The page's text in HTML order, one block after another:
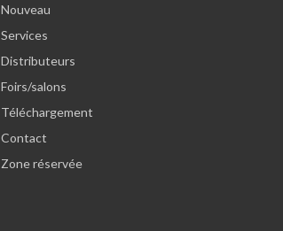
Nouveau
Services
Distributeurs
Foirs/salons
Téléchargement
Contact
Zone réservée